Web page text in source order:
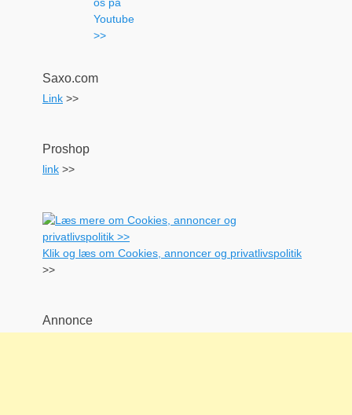
Saxo.com
Link >>
Proshop
link >>
Klik og læs om Cookies, annoncer og privatlivspolitik
>>
Annonce